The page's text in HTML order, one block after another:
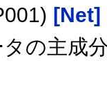
[Net]
の主成